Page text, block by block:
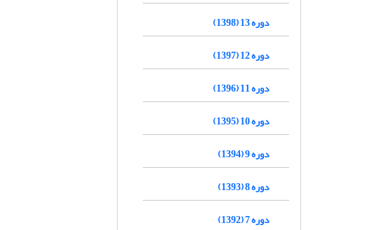
دوره 13 (1398)
دوره 12 (1397)
دوره 11 (1396)
دوره 10 (1395)
دوره 9 (1394)
دوره 8 (1393)
دوره 7 (1392)